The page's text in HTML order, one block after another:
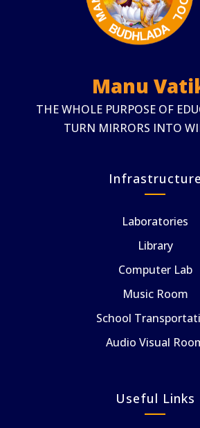
Manu
THE WHOLE PURPOSE OF
TURN MIRRORS INTO
Infrastructure
Laboratories
Library
Computer Lab
Music Room
School
Audio Visual
Useful Links